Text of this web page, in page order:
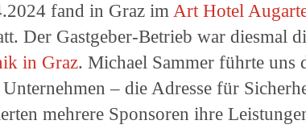
fand in Graz imArt Hotel
Der Gastgeber-Betrieb war diesmal
in Graz. Michael Sammer führte uns
– die Adresse für
mehrere Sponsoren ihre